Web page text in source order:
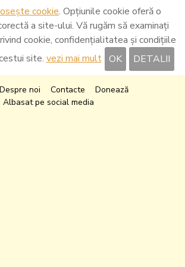
cookie. Opțiunile cookie oferă o
a site-ului. Vă rugăm să examinați
cookie, confidențialitatea și condițiile
site. vezi mai mult OK DETALII
Despre noi Contacte
Donează
Albasat pe social media